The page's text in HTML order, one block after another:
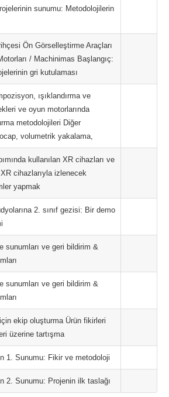
sunumu: Metodolojilerin
Ön Görselleştirme Araçları
/ Machinimas Başlangıç:
gri kutulaması
ışıklandırma ve
ve oyun motorlarında
metodolojileri Diğer
volumetrik yakalama,
kullanılan XR cihazları ve
XR cihazlarıyla izlenecek
yapmak
2. sınıf gezisi: Bir demo
sunumları ve geri bildirim &
sunumları ve geri bildirim &
ekip oluşturma Ürün fikirleri
üzerine tartışma
1. Sunumu: Fikir ve metodoloji
2. Sunumu: Projenin ilk taslağı